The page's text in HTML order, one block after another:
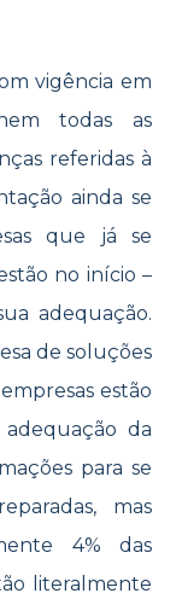
vigência em
todas as
referidas à
ainda se
que já se
no início –
adequação.
de soluções
estão
da
para se
mas
4% das
literalmente